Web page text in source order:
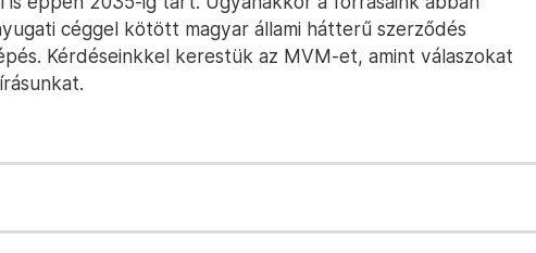
céggel kötött magyar állami hátterű szerződés
Kérdéseinkkel kerestük az MVM-et, amint válaszokat